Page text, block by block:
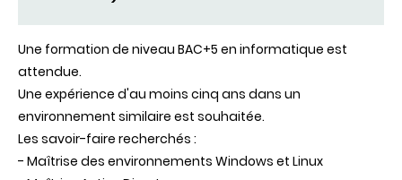
Une formation de niveau BAC+5 en informatique est
attendue.
Une expérience d'au moins cinq ans dans un
environnement similaire est souhaitée.
Les savoir-faire recherchés :
- Maîtrise des environnements Windows et Linux